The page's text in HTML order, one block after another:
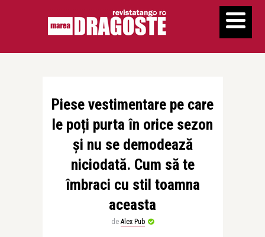
Piese vestimentare pe care
le poți purta în orice sezon
și nu se demodează
niciodată. Cum să te
îmbraci cu stil toamna
aceasta
de Alex Pub